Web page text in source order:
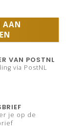
AAN
VAN POSTNL
via PostNL
je op de